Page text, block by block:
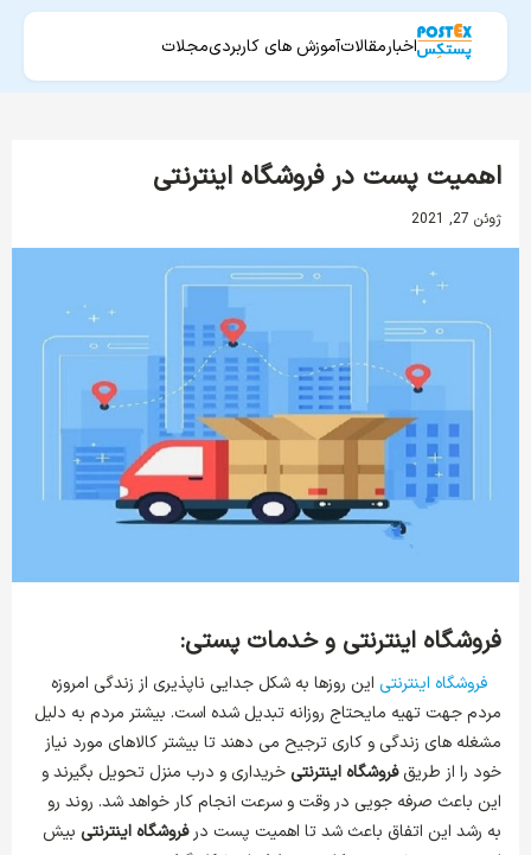
اخبارمقالاتآموزش های کاربردیمجلات
اهمیت پست در فروشگاه اینترنتی
ژوئن 27, 2021
فروشگاه اینترنتی و خدمات پستی:
فروشگاه اینترنتی این روزها به شکل جدایی ناپذیری از زندگی امروزه
مردم جهت تهیه مایحتاج روزانه تبدیل شده است. بیشتر مردم به دلیل
مشغله های زندگی و کاری ترجیح می دهند تا بیشتر کالاهای مورد نیاز
خود را از طریقفروشگاه اینترنتی خریداری و درب منزل تحویل بگیرند و
این باعث صرفه جویی در وقت و سرعت انجام کار خواهد شد. روند رو
به رشد این اتفاق باعث شد تا اهمیت پست درفروشگاه اینترنتی بیش